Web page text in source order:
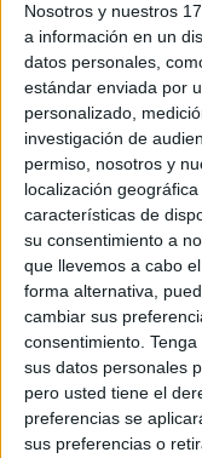
Nosotros y nuestros
a información en un
datos personales,
estándar enviada por
personalizado,
investigación de
permiso, nosotros y
localización
características de
su consentimiento a
que llevemos a cabo
forma alternativa,
cambiar sus
consentimiento.
sus datos personales
pero usted tiene el
preferencias se
sus preferencias o
La Central Sindical
CSIF ) de Ceuta,
más representativo
presencia creciente
conflicto colectivo
salariales en el
Según indican
dicho área y más
del mismo, llevan
desigualdades
algunos de ellos
superior a otros aun